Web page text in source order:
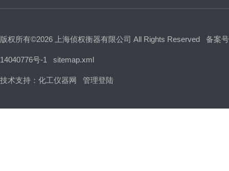
版权所有©2026 上海侦权衡器有限公司 All Rights Reserved 备案
14040776号-1 sitemap.xml
技术支持： 化工仪器网 管理登陆